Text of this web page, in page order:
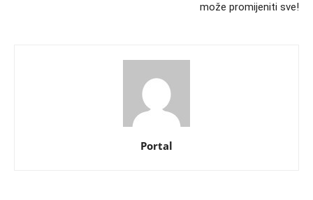
može promijeniti sve!
Portal